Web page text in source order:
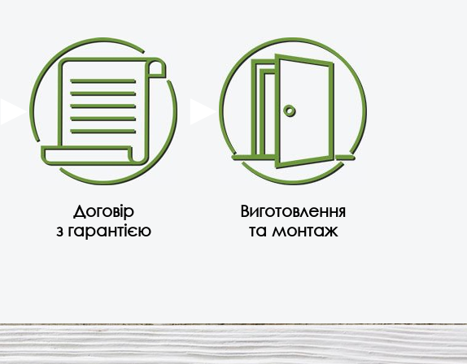
Договір
з гарантією
Виготовлення
та монтаж